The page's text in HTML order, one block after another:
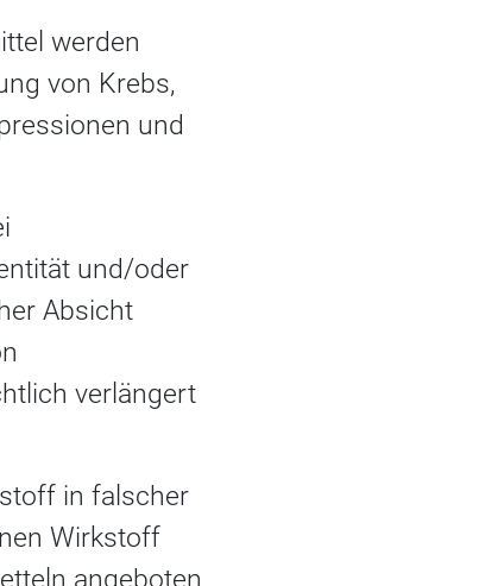
werden
von Krebs,
und
und/oder
Absicht
verlängert
in falscher
Wirkstoff